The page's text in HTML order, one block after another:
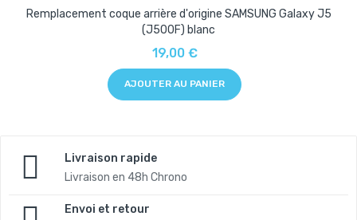
Remplacement coque arrière d'origine SAMSUNG Galaxy J5
(J500F) blanc
19,00 €
AJOUTER AU PANIER
Livraison rapide
Livraison en 48h Chrono
Envoi et retour